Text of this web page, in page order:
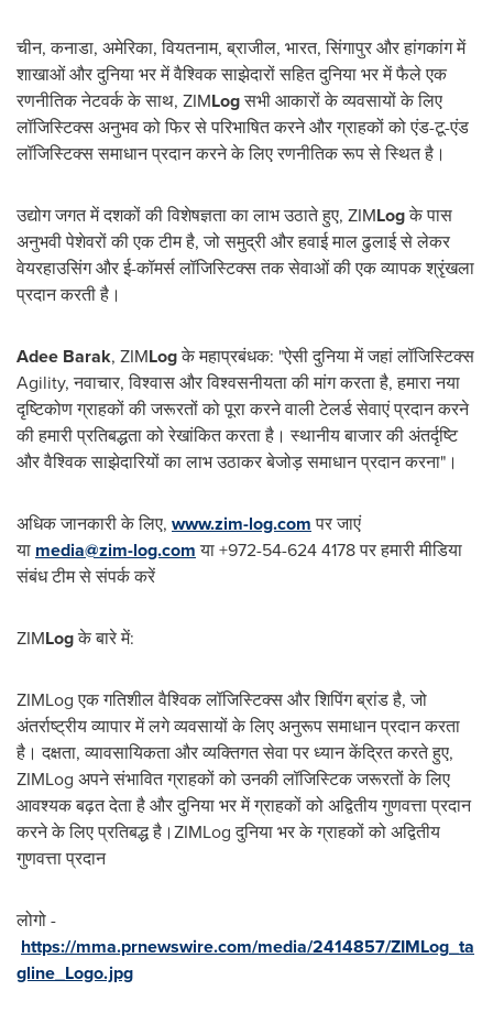
चीन, कनाडा, अमेरिका, वियतनाम, ब्राजील, भारत, सिंगापुर और हांगकांग में
शाखाओं और दुनिया भर में वैश्विक साझेदारों सहित दुनिया भर में फैले एक
रणनीतिक नेटवर्क के साथ, ZIMLogसभी आकारों के व्यवसायों के लिए
लॉजिस्टिक्स अनुभव को फिर से परिभाषित करने और ग्राहकों को एंड-टू-एंड
लॉजिस्टिक्स समाधान प्रदान करने के लिए रणनीतिक रूप से स्थित है।
उद्योग जगत में दशकों की विशेषज्ञता का लाभ उठाते हुए, ZIMLogके पास
अनुभवी पेशेवरों की एक टीम है, जो समुद्री और हवाई माल ढुलाई से लेकर
वेयरहाउसिंग और ई-कॉमर्स लॉजिस्टिक्स तक सेवाओं की एक व्यापक श्रृंखला
प्रदान करती है।
Adee Barak, ZIMLogके महाप्रबंधक: "ऐसी दुनिया में जहां लॉजिस्टिक्स
Agility, नवाचार, विश्वास और विश्वसनीयता की मांग करता है, हमारा नया
दृष्टिकोण ग्राहकों की जरूरतों को पूरा करने वाली टेलर्ड सेवाएं प्रदान करने
की हमारी प्रतिबद्धता को रेखांकित करता है। स्थानीय बाजार की अंतर्दृष्टि
और वैश्विक साझेदारियों का लाभ उठाकर बेजोड़ समाधान प्रदान करना"।
अधिक जानकारी के लिए, www.zim-log.comपर जाएं
या media@zim-log.comया +972-54-624 4178 पर हमारी मीडिया
संबंध टीम से संपर्क करें
ZIMLogके बारे में:
ZIMLog एक गतिशील वैश्विक लॉजिस्टिक्स और शिपिंग ब्रांड है, जो
अंतर्राष्ट्रीय व्यापार में लगे व्यवसायों के लिए अनुरूप समाधान प्रदान करता
है। दक्षता, व्यावसायिकता और व्यक्तिगत सेवा पर ध्यान केंद्रित करते हुए,
ZIMLog अपने संभावित ग्राहकों को उनकी लॉजिस्टिक जरूरतों के लिए
आवश्यक बढ़त देता है और दुनिया भर में ग्राहकों को अद्वितीय गुणवत्ता प्रदान
करने के लिए प्रतिबद्ध है।ZIMLog दुनिया भर के ग्राहकों को अद्वितीय
गुणवत्ता प्रदान
लोगो -
https://mma.prnewswire.com/media/2414857/ZIMLog_ta
gline_Logo.jpg